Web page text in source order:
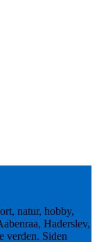
natur, hobby,
Haderslev,
verden. Siden